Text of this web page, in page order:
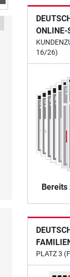
ONLINE-
16/26)
PLATZ 3